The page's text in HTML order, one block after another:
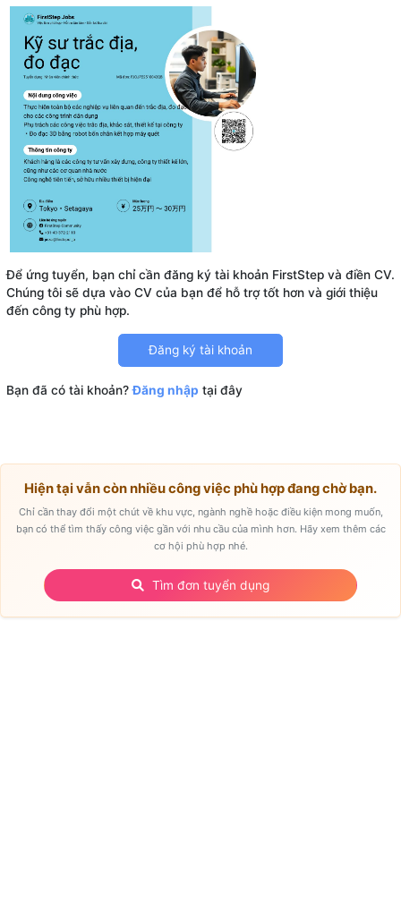
Để ứng tuyển, bạn chỉ cần đăng ký tài khoản FirstStep và điền CV.
Chúng tôi sẽ dựa vào CV của bạn để hỗ trợ tốt hơn và giới thiệu
Đăng ký tài khoản
Bạn đã có tài khoản?Đăng nhập tại đây
Hiện tại vẫn còn nhiều công việc phù hợp đang chờ bạn.
Chỉ cần thay đổi một chút về khu vực, ngành nghề hoặc điều kiện mong muốn,
bạn có thể tìm thấy công việc gần với nhu cầu của mình hơn. Hãy xem thêm các
cơ hội phù hợp nhé.
Tìm đơn tuyển dụng